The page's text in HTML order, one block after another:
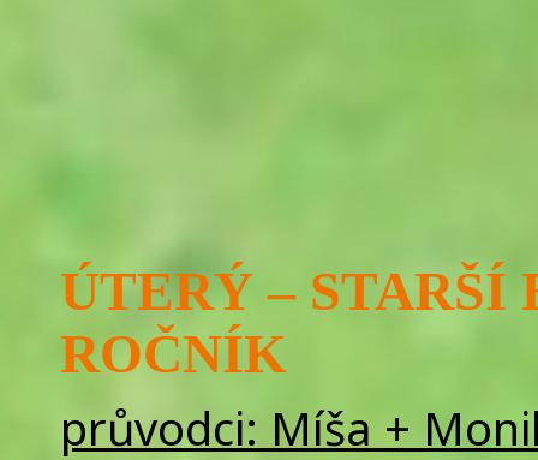
ÚTERÝ – STARŠÍ
ROČNÍK
průvodci: Míša +